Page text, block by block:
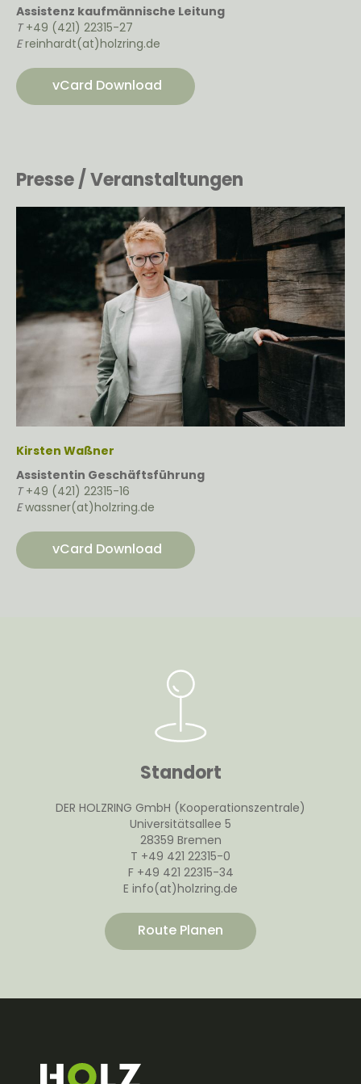
Assistenz kaufmännische Leitung
T +49 (421) 22315-27
E reinhardt(at)holzring.de
vCard Download
Presse / Veranstaltungen
Kirsten Waßner
Assistentin Geschäftsführung
T +49 (421) 22315-16
E wassner(at)holzring.de
vCard Download
Standort
DER HOLZRING GmbH (Kooperationszentrale)
Universitätsallee 5
28359 Bremen
T +49 421 22315-0
F +49 421 22315-34
E info(at)holzring.de
Route Planen